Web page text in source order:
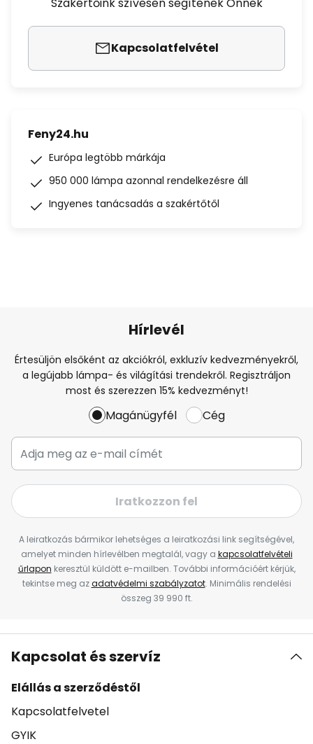
Kapcsolatfelvétel
Feny24.hu
Európa legtöbb márkája
950 000 lámpa azonnal rendelkezésre áll
Ingyenes tanácsadás a szakértőtől
Hírlevél
Értesüljön elsőként az akciókról, exkluzív kedvezményekről,
a legújabb lámpa- és világítási trendekről. Regisztráljon
most és szerezzen 15% kedvezményt!
Magánügyfél Cég
Iratkozzon fel
A leiratkozás bármikor lehetséges a leiratkozási link segítségével,
amelyet minden hírlevélben megtalál, vagy a kapcsolatfelvételi
űrlapon keresztül küldött e-mailben. További információért kérjük,
tekintse meg azadatvédelmi szabályzatot. Minimális rendelési
összeg 39 990 ft.
Kapcsolat és szervíz
Elállás a szerződéstől
Kapcsolatfelvetel
GYIK